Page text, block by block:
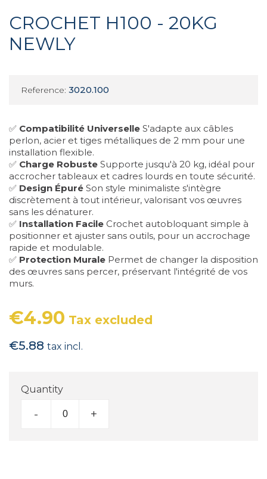
CROCHET H100 - 20KG
NEWLY
Reference: 3020.100
✅ Compatibilité Universelle S'adapte aux câbles
perlon, acier et tiges métalliques de 2 mm pour une
installation flexible.
✅ Charge Robuste Supporte jusqu'à 20 kg, idéal pour
accrocher tableaux et cadres lourds en toute sécurité.
✅ Design Épuré Son style minimaliste s'intègre
discrètement à tout intérieur, valorisant vos œuvres
sans les dénaturer.
✅ Installation Facile Crochet autobloquant simple à
positionner et ajuster sans outils, pour un accrochage
rapide et modulable.
✅ Protection Murale Permet de changer la disposition
des œuvres sans percer, préservant l'intégrité de vos
murs.
€4.90 Tax excluded
€5.88 tax incl.
Quantity
- +